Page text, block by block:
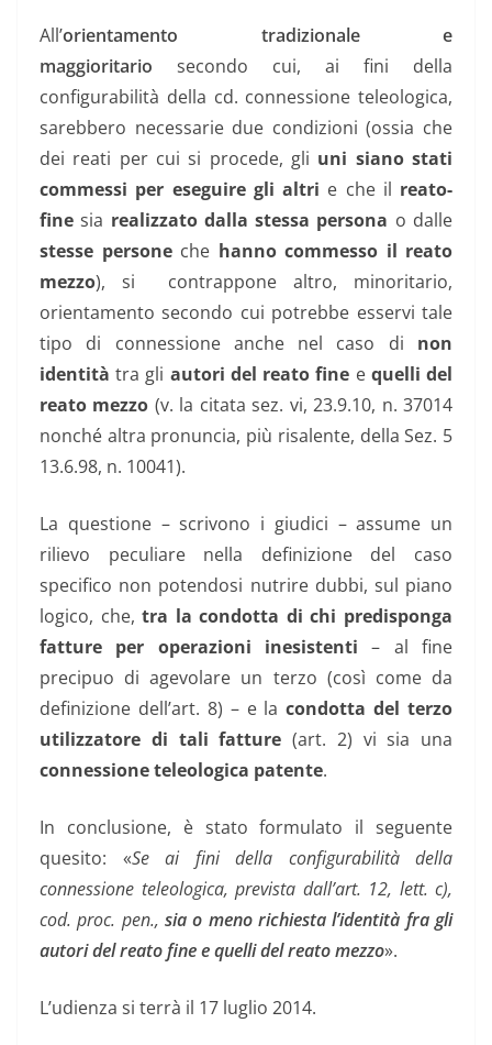
All’orientamento tradizionale e
maggioritario secondo cui, ai fini della
configurabilità della cd. connessione teleologica,
sarebbero necessarie due condizioni (ossia che
dei reati per cui si procede, gli uni siano stati
commessi per eseguire gli altri e che il reato-
fine sia realizzato dalla stessa persona o dalle
stesse personeche hanno commesso il reato
mezzo), si contrappone altro, minoritario,
orientamento secondo cui potrebbe esservi tale
tipo di connessione anche nel caso di non
identità tra gli autori del reato fine e quelli del
reato mezzo (v. la citata sez. vi, 23.9.10, n. 37014
nonché altra pronuncia, più risalente, della Sez. 5
13.6.98, n. 10041).
La questione – scrivono i giudici – assume un
rilievo peculiare nella definizione del caso
specifico non potendosi nutrire dubbi, sul piano
logico, che,tra la condotta di chi predisponga
fatture per operazioni inesistenti – al fine
precipuo di agevolare un terzo (così come da
definizione dell’art. 8) – e lacondotta del terzo
utilizzatore di tali fatture (art. 2) vi sia una
connessione teleologica patente.
In conclusione, è stato formulato il seguente
quesito: «Se ai fini della configurabilità della
connessione teleologica, prevista dall’art. 12, lett. c),
cod. proc. pen., sia o meno richiesta l’identità fra gli
autori del reato fine e quelli del reato mezzo».
L’udienza si terrà il 17 luglio 2014.